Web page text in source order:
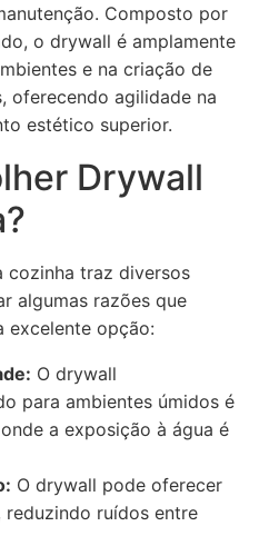
Composto por
o drywall é amplamente
e na criação de
oferecendo agilidade na
estético superior.
Drywall
cozinha traz diversos
algumas razões que
excelente opção:
O drywall
para ambientes úmidos é
a exposição à água é
O drywall pode oferecer
ruídos entre